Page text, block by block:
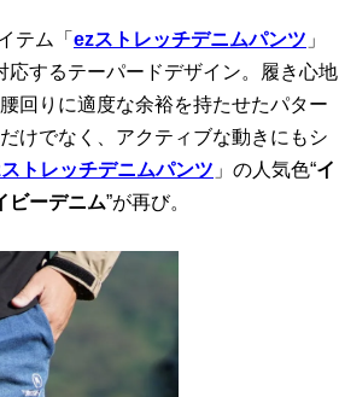
テム「 ezストレッチデニムパンツ 」
するテーパードデザイン。履き心地
回りに適度な余裕を持たせたパター
けでなく、アクティブな動きにもシ
トレッチデニムパンツ 」の人気色“イ
ビーデニム”が再び。